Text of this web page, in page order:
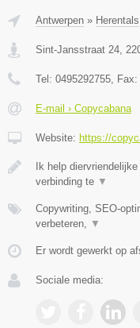
Antwerpen » Herentals
Sint-Jansstraat 24,
Tel: 0495292755, Fax:
E-mail › Copycabana
Website: https://
Ik help
verbinding te ▼
Copywriting, SEO-
verbeteren, ▼
Er wordt gewerkt op
Sociale media: